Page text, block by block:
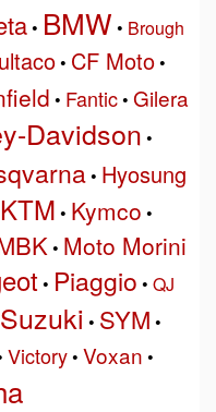
• BMW • Brough
• CF Moto•
• Fantic• Gilera
Davidson •
• Hyosung
KTM • Kymco •
• Moto Morini
• Piaggio • QJ
Suzuki • SYM •
Victory• Voxan •